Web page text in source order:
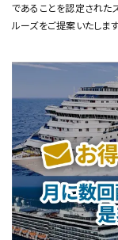
であることを認定された
ルーズをご提案いたします